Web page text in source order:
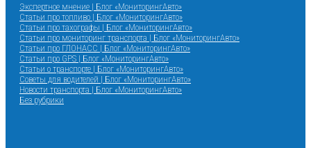
Экспертное мнение | Блог «МониторингАвто»
Статьи про топливо | Блог «МониторингАвто»
Статьи про тахографы | Блог «МониторингАвто»
Статьи про мониторинг транспорта | Блог «МониторингАвто»
Статьи про ГЛОНАСС | Блог «МониторингАвто»
Статьи про GPS | Блог «МониторингАвто»
Статьи о транспорте | Блог «МониторингАвто»
Советы для водителей | Блог «МониторингАвто»
Новости транспорта | Блог «МониторингАвто»
Без рубрики